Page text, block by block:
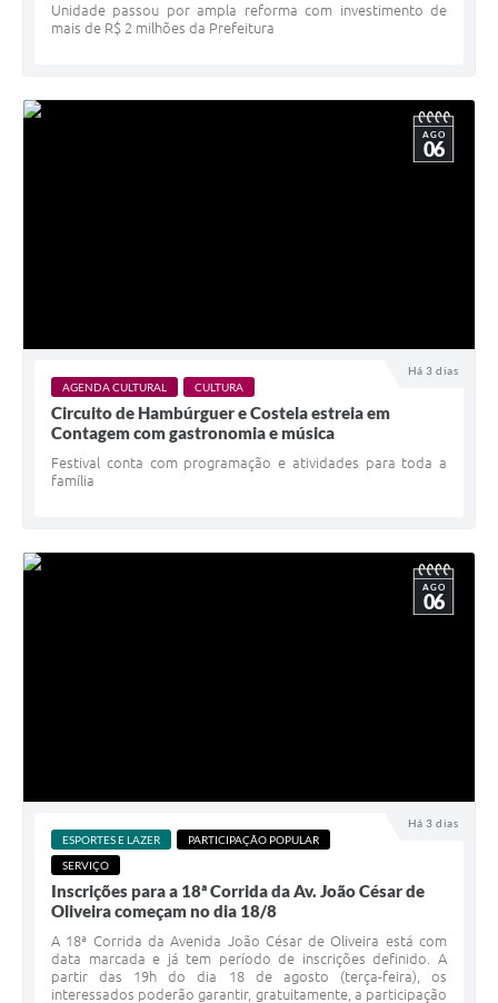
Unidade passou por ampla reforma com investimento de
mais de R$ 2 milhões da Prefeitura
Há 3 dias
AGO
06
AGENDA CULTURAL CULTURA
Circuito de Hambúrguer e Costela estreia em
Contagem com gastronomia e música
Festival conta com programação e atividades para toda a
família
Há 3 dias
AGO
06
ESPORTES E LAZER
PARTICIPAÇÃO POPULAR
SERVIÇO
Inscrições para a 18ª Corrida da Av. João César de
Oliveira começam no dia 18/8
A 18ª Corrida da Avenida João César de Oliveira está com
data marcada e já tem período de inscrições definido. A
partir das 19h do dia 18 de agosto (terça-feira), os
interessados poderão garantir, gratuitamente, a participação